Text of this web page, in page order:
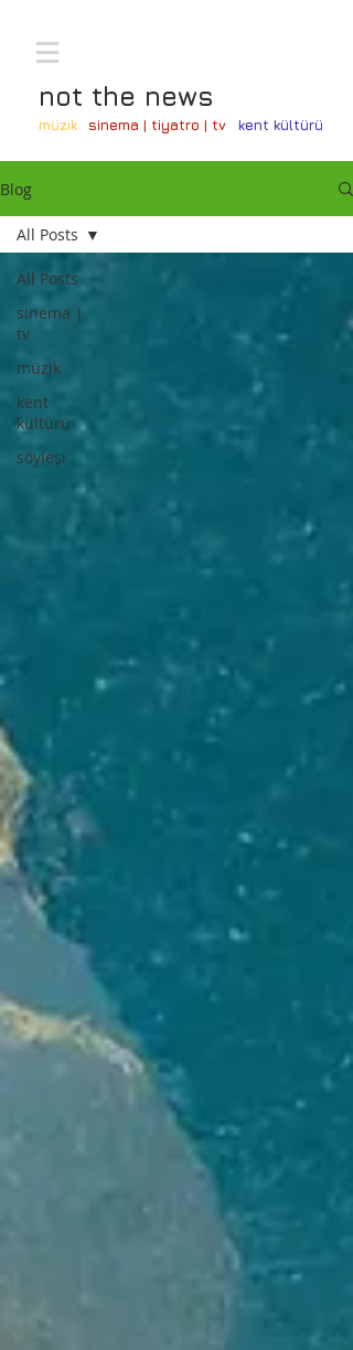
not the news
müzik sinema | tiyatro | tv kent kültürü
Blog
All Posts
sinema |
tv
müzik
kent
kültürü
söyleşi
All Posts